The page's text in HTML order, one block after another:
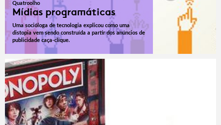
Quatroolho
Mídias programáticas
Uma socióloga de tecnologia explicou como uma
distopia vem sendo construída a partir dos anúncios de
publicidade caça-clique.